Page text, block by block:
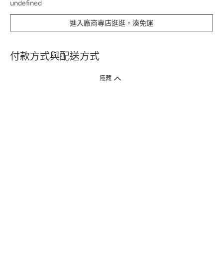
undefined
進入廠商專店逛逛，湊免運
付款方式與配送方式
隱藏